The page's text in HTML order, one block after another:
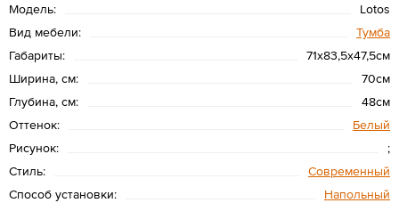
Модель:
Lotos
Вид мебели:
Тумба
Габариты:
71x83,5x47,5см
Ширина, см:
70см
Глубина, см:
48см
Оттенок:
Белый
Рисунок:
;
Стиль:
Современный
Способ установки:
Напольный